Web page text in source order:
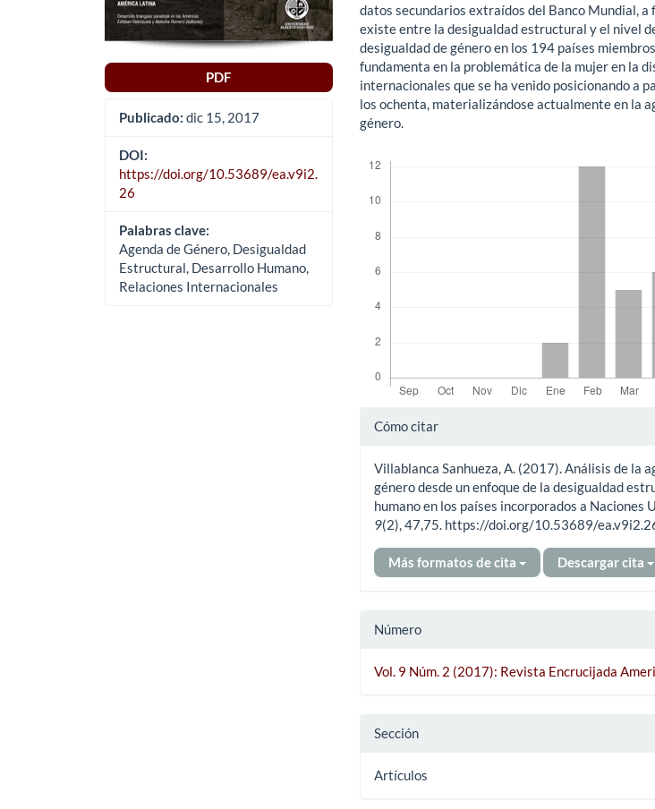
PDF
Publicado: dic 15, 2017
DOI:
https://doi.org/10.53689/ea.v9i2.
26
Palabras clave:
Agenda de Género, Desigualdad
Estructural, Desarrollo Humano,
Relaciones Internacionales
datos secundarios extraídos del Banco Mundial,
existe entre la desigualdad estructural y el nivel
desigualdad de género en los 194 países
fundamenta en la problemática de la mujer en la
internacionales que se ha venido posicionando a
los ochenta, materializándose actualmente en la
género.
Detalles
artículo
Cómo citar
Villablanca Sanhueza, A. (2017). Análisis de la
género desde un enfoque de la desigualdad
humano en los países incorporados a Naciones
9(2), 47,75. https://doi.org/10.53689/
Más formatos de cita Descargar cita
Número
Vol. 9 Núm. 2 (2017): Revista Encrucijada
Sección
Artículos